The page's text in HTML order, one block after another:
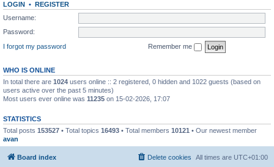
LOGIN • REGISTER
Username:
Password:
I forgot my password
Remember me
WHO IS ONLINE
In total there are 1024 users online :: 2 registered, 0 hidden and 1022 guests (based on
users active over the past 5 minutes)
Most users ever online was 11235 on 15-02-2026, 17:07
STATISTICS
Total posts 153527 • Total topics 16493 • Total members 10121 • Our newest member
avan
Board index All times are UTC+01:00
Delete cookies